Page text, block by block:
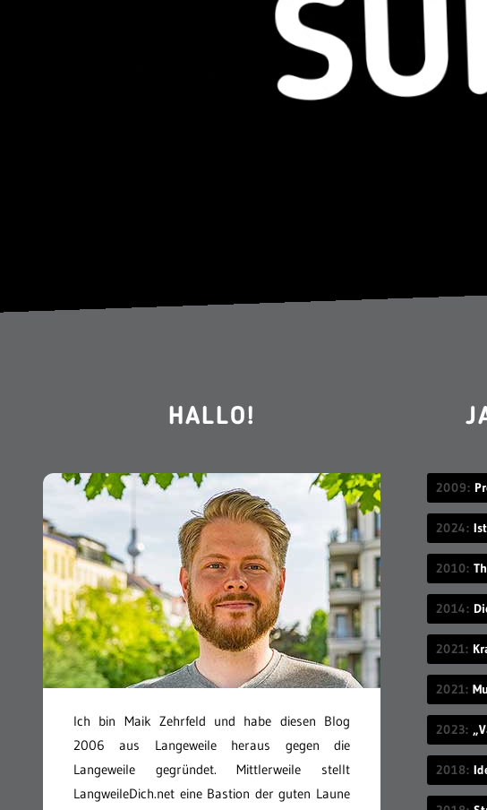
HALLO!
Ich bin Maik Zehrfeld und habe diesen Blog
2006 aus Langeweile heraus gegen die
Langeweile gegründet. Mittlerweile stellt
LangweileDich.net eine Bastion der guten Laune
2009
2024
2010
2014
2021
2021
2023
2018